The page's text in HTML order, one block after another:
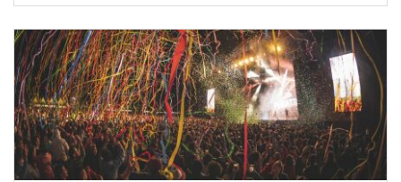
de actuación en cada escenario.